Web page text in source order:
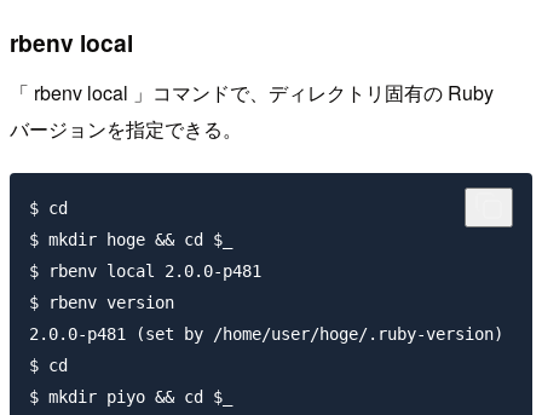
rbenv local
「 rbenv local 」コマンドで、ディレクトリ固有の Ruby
バージョンを指定できる。
$ cd
$ mkdir hoge && cd $_
$ rbenv local 2.0.0-p481
$ rbenv version
2.0.0-p481 (set by /home/user/hoge/.ruby-version)
$ cd
$ mkdir piyo && cd $_